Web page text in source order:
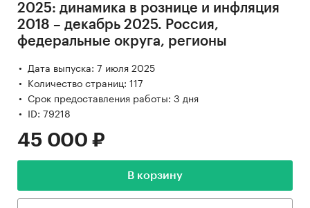
2025: динамика в рознице и инфляция
2018 – декабрь 2025. Россия,
федеральные округа, регионы
Дата выпуска: 7 июля 2025
Количество страниц: 117
Срок предоставления работы: 3 дня
ID: 79218
45 000 ₽
В корзину